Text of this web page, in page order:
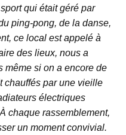
qui était géré par
ping-pong, de la danse,
ce local est appelé à
des lieux, nous a
même si on a encore de
chauffés par une vieille
électriques
chaque rassemblement,
un moment convivial.